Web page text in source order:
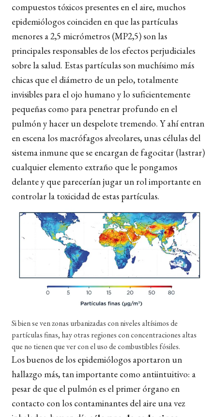
compuestos tóxicos presentes en el aire, muchos
epidemiólogos coinciden en que las partículas
menores a 2,5 micrómetros (MP2,5) son las
principales responsables de los efectos perjudiciales
sobre la salud. Estas partículas son muchísimo más
chicas que el diámetro de un pelo, totalmente
invisibles para el ojo humano y lo suficientemente
pequeñas como para penetrar profundo en el
pulmón y hacer un despelote tremendo. Y ahí entran
en escena los macrófagos alveolares, unas células del
sistema inmune que se encargan de fagocitar (lastrar)
cualquier elemento extraño que le pongamos
delante y que parecerían jugar un rol importante en
controlar la toxicidad de estas partículas.
Si bien se ven zonas urbanizadas con niveles altísimos de
partículas finas, hay otras regiones con concentraciones altas
que no tienen que ver con el uso de combustibles fósiles.
Los buenos de los epidemiólogos aportaron un
hallazgo más, tan importante como antiintuitivo: a
pesar de que el pulmón es el primer órgano en
contacto con los contaminantes del aire una vez